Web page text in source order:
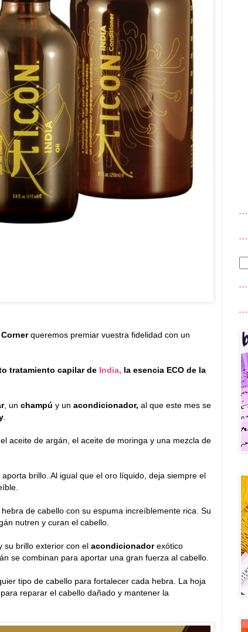
queremos premiar vuestra fidelidad con un
tratamiento capilar de India, la esencia ECO de la
, un champú y un acondicionador, al que este mes se
aceite de argán, el aceite de moringa y una mezcla de
brillo. Al igual que el oro líquido, deja siempre el
de cabello con su espuma increíblemente rica. Su
nutren y curan el cabello.
su brillo exterior con el acondicionadorexótico
se combinan para aportar una gran fuerza al cabello.
tipo de cabello para fortalecer cada hebra. La hoja
reparar el cabello dañado y mantener la